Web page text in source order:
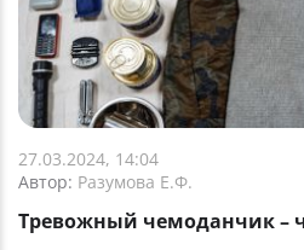
27.03.2024, 14:04
Автор: Разумова Е.Ф.
Тревожный чемоданчик –